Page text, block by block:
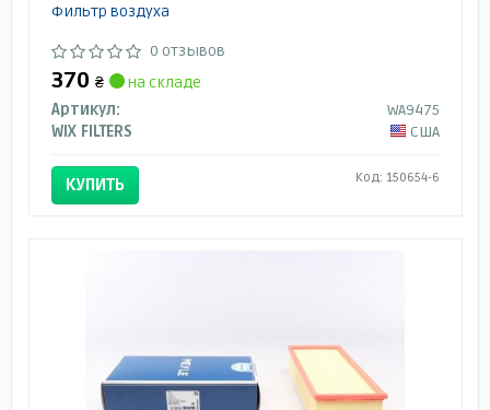
Фильтр воздуха
0 отзывов
370 ₴
на складе
Артикул:
WA9475
WIX FILTERS
США
КУПИТЬ Код: 150654-6